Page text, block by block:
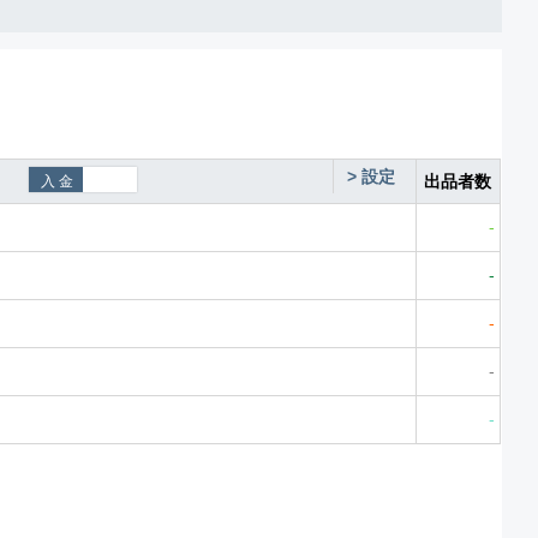
> 設定 出品者数
-
-
-
-
-